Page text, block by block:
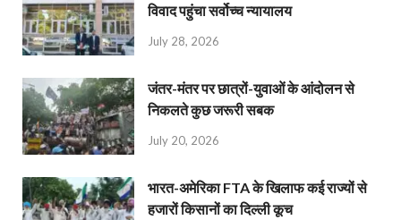
विवाद पहुंचा सर्वोच्च न्यायालय
July 28, 2026
जंतर-मंतर पर छात्रों-युवाओं के आंदोलन से
निकलते कुछ जरूरी सबक
July 20, 2026
भारत-अमेरिका FTA के खिलाफ कई राज्यों से
हजारों किसानों का दिल्ली कूच